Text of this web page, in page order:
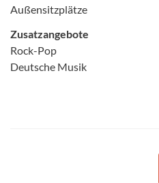
Außensitzplätze
Zusatzangebote
Rock-Pop
Deutsche Musik